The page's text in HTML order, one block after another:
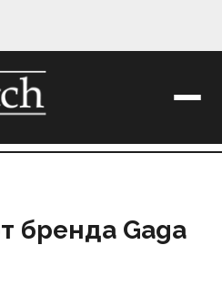
бренда Gaga